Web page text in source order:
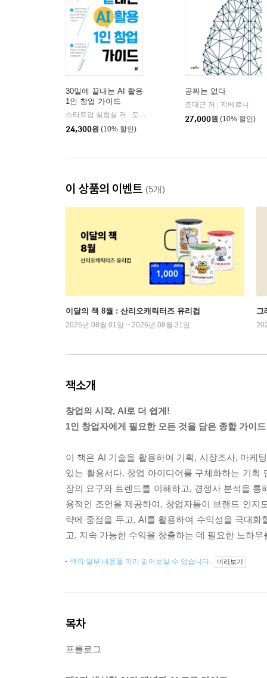
30일에 끝내는 AI 활용
1인 창업 가이드
스타트업 실험실 저
도서출판쉼
24,300원 (10% 할인)
공짜는 없다
조대근 저
지베르니
27,000원 (10% 할인)
이 상품의 이벤트 (5개)
이달의 책 8월 : 산리오캐릭터즈 유리컵
2026년 08월 01일 ~ 2026년 08월 31일
그
책소개
창업의 시작, AI로 더 쉽게!
1인 창업자에게 필요한 모든 것을 담은 종합 가이드
이 책은 AI 기술을 활용하여 기획, 시장조사, 마케
있는 활용서다. 창업 아이디어를 구체화하는 기
장의 요구와 트렌드를 이해하고, 경쟁사 분석을
용적인 조언을 제공하여, 창업자들이 브랜드 인
략에 중점을 두고, AI를 활용하여 수익성을 극대
고, 지속 가능한 수익을 창출하는 데 필요한 노하우
책의 일부 내용을 미리 읽어보실 수 있습니다. 미리보기
목차
프롤로그